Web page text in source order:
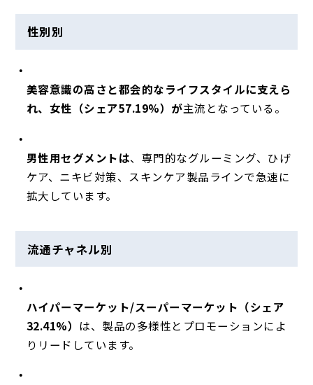
性別別
美容意識の高さと都会的なライフスタイルに支えら
れ、女性（シェア57.19%）が主流となっている。
男性用セグメントは、専門的なグルーミング、ひげ
ケア、ニキビ対策、スキンケア製品ラインで急速に
拡大しています。
流通チャネル別
ハイパーマーケット/スーパーマーケット（シェア
32.41%） は、製品の多様性とプロモーションによ
りリードしています。